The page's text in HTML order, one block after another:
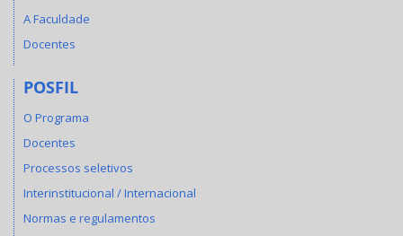
A Faculdade
Docentes
POSFIL
O Programa
Docentes
Processos seletivos
Interinstitucional / Internacional
Normas e regulamentos